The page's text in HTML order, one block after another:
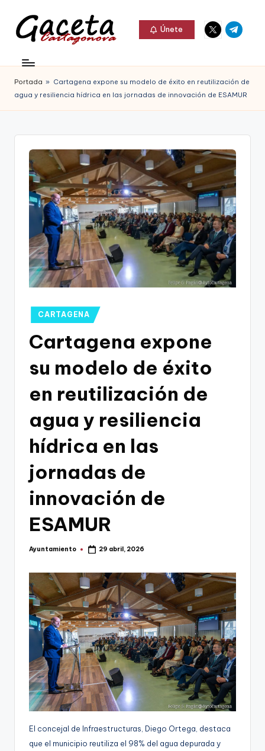
Saltar
contenido
c
e
t
Gaceta
Cartagonova,
La
que
informa
Cartagena,
Cartagena,
Únete
Elemento
del
Elemento
del
Portada » Cartagena expone su modelo de éxito en reutilización de
agua y resiliencia hídrica en las jornadas de innovación de ESAMUR
Publicado
en
CARTAGENA
Cartagena expone
su modelo de éxito
en reutilización de
agua y resiliencia
hídrica en las
jornadas de
innovación de
ESAMUR
Publicado
Ayuntamiento 29 abril, 2026
El concejal de Infraestructuras, Diego Ortega, destaca
que el municipio reutiliza el 98% del agua depurada y